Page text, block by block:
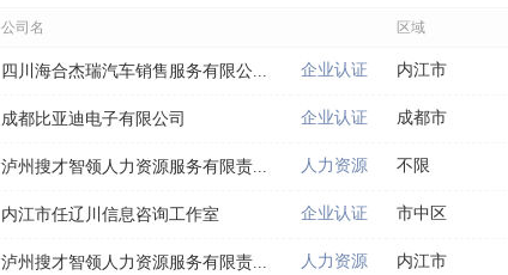
公司名 区域
四川海合杰瑞汽车销售服务有限公... 企业认证 内江市
成都比亚迪电子有限公司 企业认证 成都市
泸州搜才智领人力资源服务有限责... 人力资源 不限
内江市任辽川信息咨询工作室 企业认证 市中区
泸州搜才智领人力资源服务有限责... 人力资源 内江市